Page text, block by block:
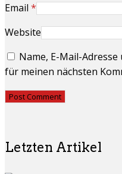
Email *
Website
Name, E-Mail-
für meinen nächsten
Letzten Artikel